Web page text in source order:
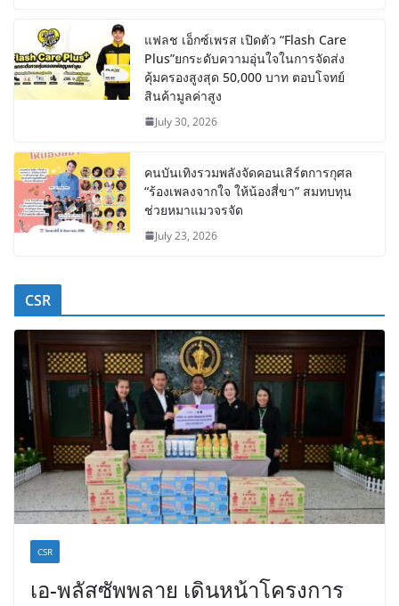
แฟลช เอ็กซ์เพรส เปิดตัว “Flash Care
Plus”ยกระดับความอุ่นใจในการจัดส่ง
คุ้มครองสูงสุด 50,000 บาท ตอบโจทย์
สินค้ามูลค่าสูง
July 30, 2026
คนบันเทิงรวมพลังจัดคอนเสิร์ตการกุศล
“ร้องเพลงจากใจ ให้น้องสี่ขา” สมทบทุน
ช่วยหมาแมวจรจัด
July 23, 2026
CSR
CSR
เอ-พลัสซัพพลาย เดินหน้าโครงการ